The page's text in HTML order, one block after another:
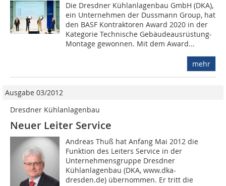
Die Dresdner Kühlanlagenbau GmbH (DKA),
ein Unternehmen der Dussmann Group, hat
den BASF Kontraktoren Award 2020 in der
Kategorie Technische Gebäudeausrüstung-
Montage gewonnen. Mit dem Award...
mehr
Ausgabe 03/2012
Dresdner Kühlanlagenbau
Neuer Leiter Service
Andreas Thuß hat Anfang Mai 2012 die
Funktion des Leiters Service in der
Unternehmensgruppe Dresdner
Kühlanlagenbau (DKA, www.dka-
dresden.de) übernommen. Er tritt die